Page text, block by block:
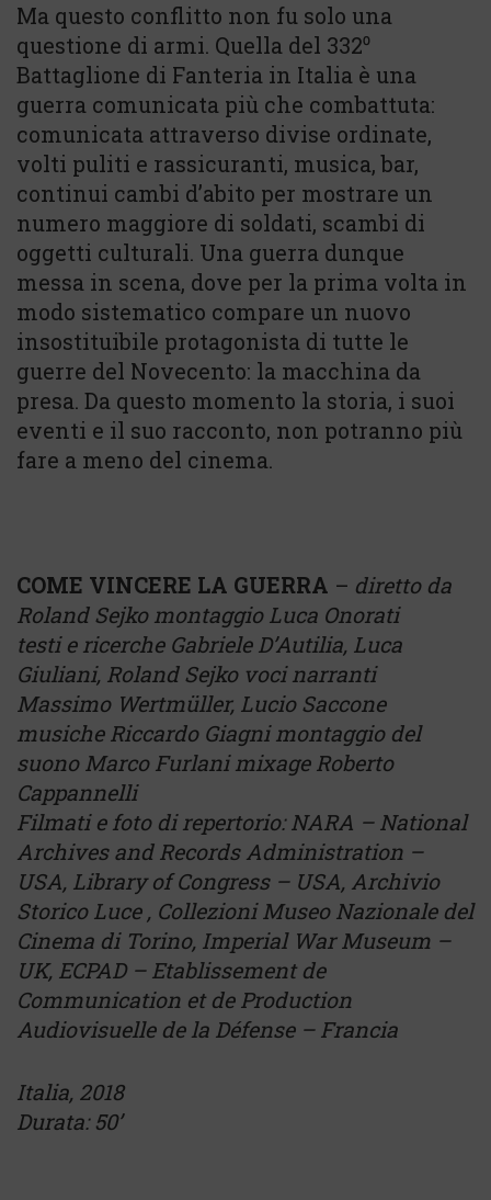
Ma questo conflitto non fu solo una
questione di armi. Quella del 332⁰
Battaglione di Fanteria in Italia è una
guerra comunicata più che combattuta:
comunicata attraverso divise ordinate,
volti puliti e rassicuranti, musica, bar,
continui cambi d’abito per mostrare un
numero maggiore di soldati, scambi di
oggetti culturali. Una guerra dunque
messa in scena, dove per la prima volta in
modo sistematico compare un nuovo
insostituibile protagonista di tutte le
guerre del Novecento: la macchina da
presa. Da questo momento la storia, i suoi
eventi e il suo racconto, non potranno più
fare a meno del cinema.
COME VINCERE LA GUERRA – diretto da
Roland Sejko montaggio Luca Onorati
testi e ricerche Gabriele D’Autilia, Luca
Giuliani, Roland Sejko voci narranti
Massimo Wertmüller, Lucio Saccone
musiche Riccardo Giagni montaggio del
suono Marco Furlani mixage Roberto
Cappannelli
Filmati e foto di repertorio: NARA – National
Archives and Records Administration –
USA, Library of Congress – USA, Archivio
Storico Luce , Collezioni Museo Nazionale del
Cinema di Torino, Imperial War Museum –
UK, ECPAD – Etablissement de
Communication et de Production
Audiovisuelle de la Défense – Francia
Italia, 2018
Durata: 50’